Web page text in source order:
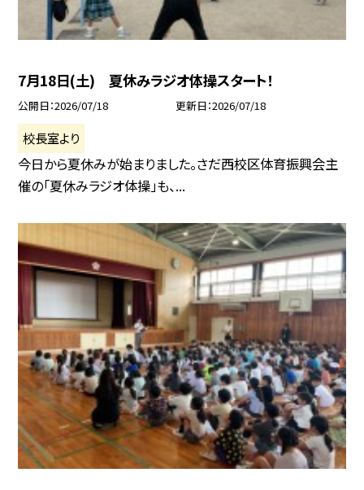
7月18日(土) 夏休みラジオ体操スタート！
公開日 2026/07/18 更新日 2026/07/18
校長室より
今日から夏休みが始まりました。さだ西校区体育振興会主
催の「夏休みラジオ体操」も、...